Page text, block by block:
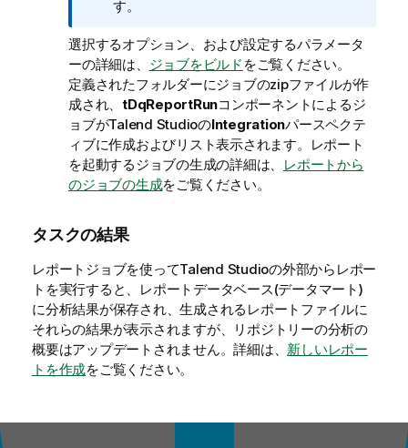
モ
す。
選択するオプション、および設定するパラメータ
ーの詳細は、 ジョブをビルド をご覧ください。
定義されたフォルダーにジョブのzipファイルが作
成され、 tDqReportRunコンポーネントによるジ
ョブがTalend StudioのIntegrationパースペクテ
ィブに作成およびリスト表示されます。レポート
を起動するジョブの生成の詳細は、
レポートから
のジョブの生成をご覧ください。
タスクの結果
レポートジョブを使ってTalend Studioの外部からレポー
トを実行すると、レポートデータベース(データマート)
に分析結果が保存され、生成されるレポートファイルに
それらの結果が表示されますが、リポジトリーの分析の
概要はアップデートされません。詳細は、 新しいレポー
トを作成をご覧ください。